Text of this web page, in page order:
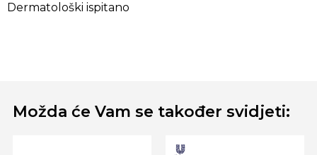
Dermatološki ispitano
Možda će Vam se također svidjeti: